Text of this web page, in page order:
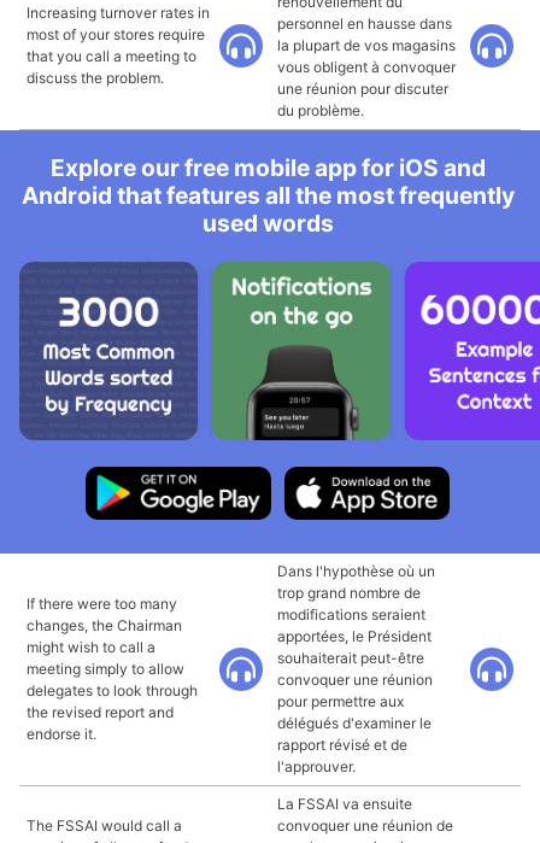
Increasing turnover rates in
most of your stores require
that you call a meeting to
discuss the problem.
personnel en hausse dans
la plupart de vos magasins
vous obligent à convoquer
une réunion pour discuter
du problème.
Explore our free mobile app for iOS and
Android that features all the most frequently
used words
If there were too many
changes, the Chairman
might wish to call a
meeting simply to allow
delegates to look through
the revised report and
endorse it.
Dans l'hypothèse où un
trop grand nombre de
modifications seraient
apportées, le Président
souhaiterait peut-être
convoquer une réunion
pour permettre aux
délégués d'examiner le
rapport révisé et de
l'approuver.
The FSSAI would call a
La FSSAI va ensuite
convoquer une réunion de